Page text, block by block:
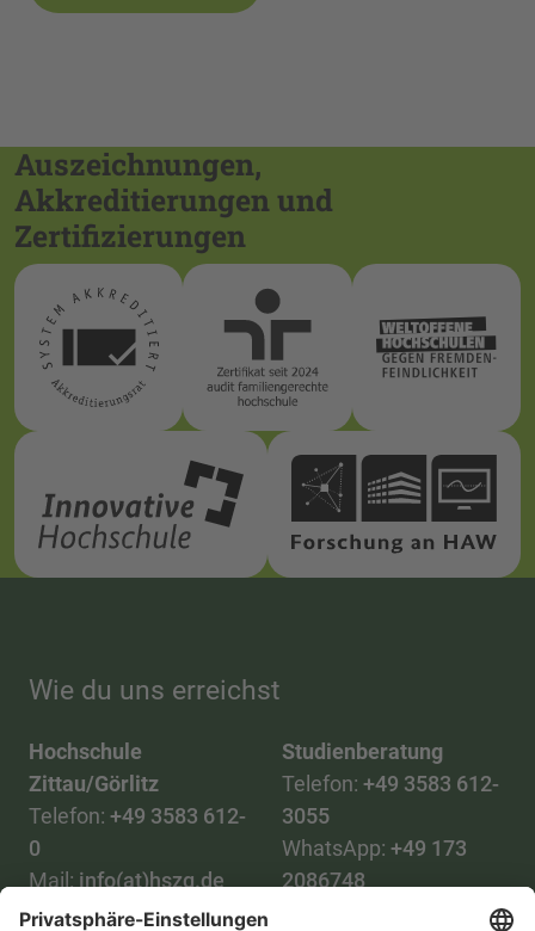
Auszeichnungen,
Akkreditierungen und
Zertifizierungen
Wie du uns erreichst
Hochschule
Zittau/Görlitz
Telefon: +49 3583 612-
0
Mail:info(at)hszg.de
Studienberatung
Telefon: +49 3583 612-
3055
WhatsApp: +49 173
2086748